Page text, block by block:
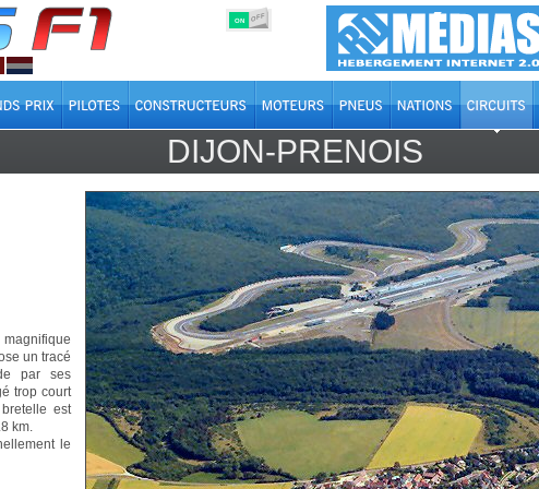
ON OFF
DIJON-PRENOIS
un tracé
par ses
trop court
est
km.
le